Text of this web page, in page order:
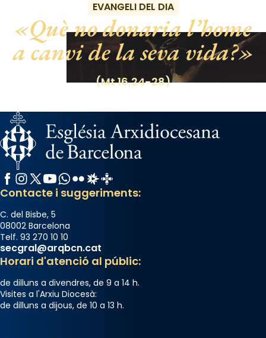
EVANGELI DEL DIA
Què no donaria l’home
a canvi de la seva vida?
(Mt 16,24-28)
Facebook
Instagram
X / Twitter
YouTube
WhatsApp
FlickrRadio Estel
Catalunya Cristiana
Contacte i suggeriments:
C. del Bisbe, 5
08002 Barcelona
Telf. 93 270 10 10
secgral@arqbcn.cat
Horari d'atenció al públic:
de dilluns a divendres, de 9 a 14 h.
Visites a l'Arxiu Diocesà:
de dilluns a dijous, de 10 a 13 h.